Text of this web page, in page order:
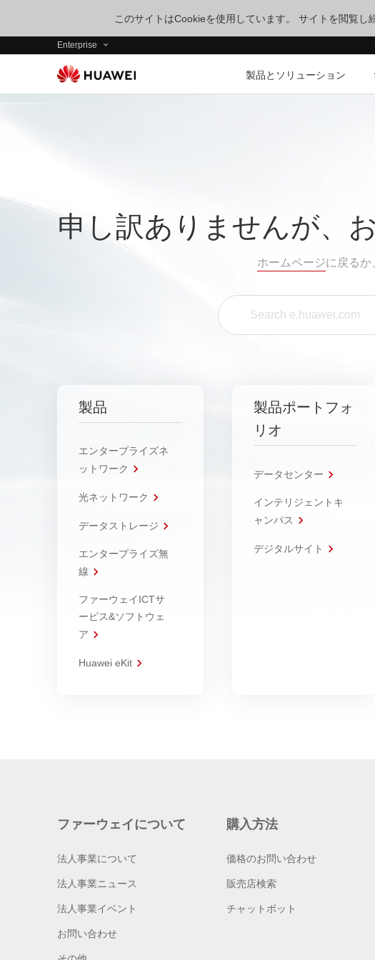
このサイトはCookieを使用しています。 サイトを閲覧
Enterprise
製品とソリューション
申し訳ありませんが、
ホームページに戻るか
製品
エンタープライズネ
ットワーク
光ネットワーク
データストレージ
エンタープライズ無
線
ファーウェイICTサ
ービス&ソフトウェ
ア
Huawei eKit
製品ポートフォ
リオ
データセンター
インテリジェントキ
ャンパス
デジタルサイト
ファーウェイについて
法人事業について
法人事業ニュース
法人事業イベント
お問い合わせ
購入方法
価格のお問い合わせ
販売店検索
チャットボット